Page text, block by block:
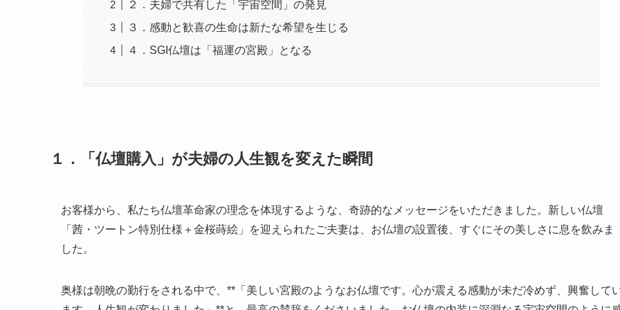
２．夫婦で共有した「宇宙空間」の発見
３．感動と歓喜の生命は新たな希望を生じる
４．SGI仏壇は「福運の宮殿」となる
１．「仏壇購入」が夫婦の人生観を変えた瞬間
お客様から、私たち仏壇革命家の理念を体現するような、奇跡的なメッセージをいただきました。新しい仏壇
「茜・ツートン特別仕様＋金桜蒔絵」を迎えられたご夫妻は、お仏壇の設置後、すぐにその美しさに息を飲みま
した。
奥様は朝晩の勤行をされる中で、**「美しい宮殿のようなお仏壇です。心が震える感動が未だ冷めず、興奮して